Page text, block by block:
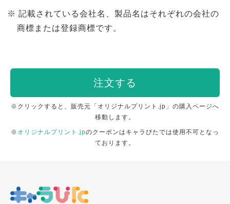
記載されている会社名、製品名はそれぞれの会社の
商標または登録商標です。
注文する
※クリックすると、販売元「オリジナルプリント.jp」の購入ページへ
移動します。
※ オリジナルプリント.jpのクーポンはキャラぴたでは使用不可となっ
ております。